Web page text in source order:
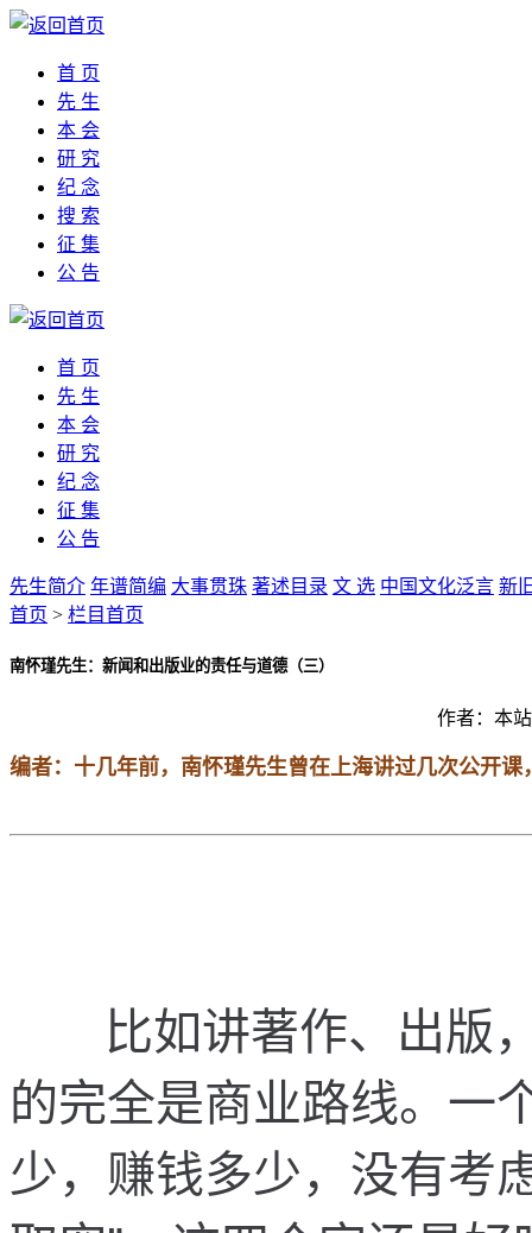
首 页
先 生
本 会
研 究
纪 念
搜 索
征 集
公 告
首 页
先 生
本 会
研 究
纪 念
征 集
公 告
先生简介 年谱简编 大事贯珠 著述目录 文 选 中国文化泛言 新
首页 > 栏目首页
南怀瑾先生：新闻和出版业的责任与道德（三）
作者： 本站
编者：十几年前，南怀瑾先生曾在上海讲过几次公开
比如讲著作、 出版
的完全是商业路线。 一
少， 赚钱多少， 没有考